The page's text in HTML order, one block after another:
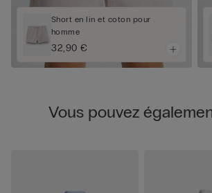
Short en lin et coton pour
homme
32,90 €
Vous pouvez